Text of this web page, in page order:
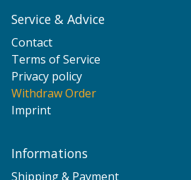
Service & Advice
Contact
Terms of Service
Privacy policy
Withdraw Order
Imprint
Informations
Shipping & Payment